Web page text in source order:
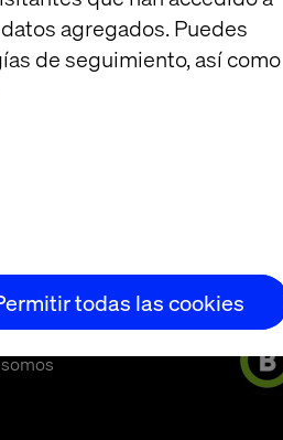
agregados. Puedes
de seguimiento, así como
todas las cookies